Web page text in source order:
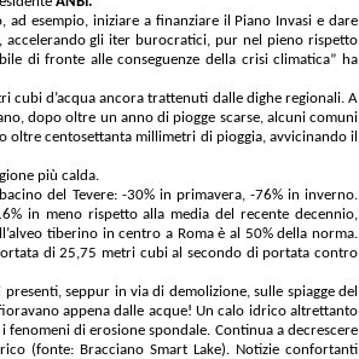
ad esempio, iniziare a finanziare il Piano Invasi e dare
accelerando gli iter burocratici, pur nel pieno rispetto
di fronte alle conseguenze della crisi climatica” ha
cubi d’acqua ancora trattenuti dalle dighe regionali. A
dopo oltre un anno di piogge scarse, alcuni comuni
oltre centosettanta millimetri di pioggia, avvicinando il
più calda.
del Tevere: -30% in primavera, -76% in inverno.
in meno rispetto alla media del recente decennio,
tiberino in centro a Roma è al 50% della norma.
di 25,75 metri cubi al secondo di portata contro
seppur in via di demolizione, sulle spiagge del
appena dalle acque! Un calo idrico altrettanto
di erosione spondale. Continua a decrescere
(fonte: Bracciano Smart Lake). Notizie confortanti